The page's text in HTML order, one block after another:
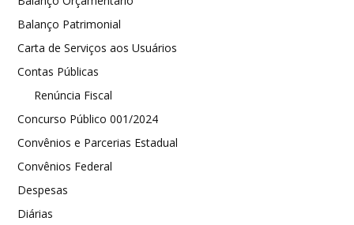
Balanço Patrimonial
Carta de Serviços aos Usuários
Contas Públicas
Renúncia Fiscal
Concurso Público 001/2024
Convênios e Parcerias Estadual
Convênios Federal
Despesas
Diárias